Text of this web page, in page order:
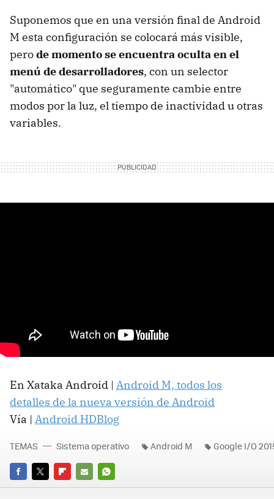
Suponemos que en una versión final de Android
M esta configuración se colocará más visible,
perode momento se encuentra oculta en el
menú de desarrolladores, con un selector
"automático" que seguramente cambie entre
modos por la luz, el tiempo de inactividad u otras
variables.
En Xataka Android | Android M, todos los
detalles de la nueva versión de Android
Vía | Android HDBlog
FACEBOOK
TWITTERFLIPBOARD
E-
WHATSAPP
TEMAS Sistema operativo Android M Google I/O